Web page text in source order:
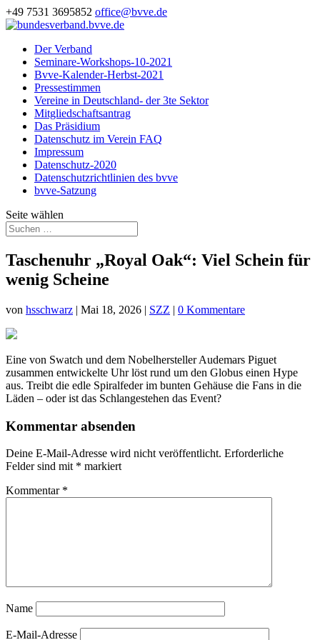
+49 7531 3695852 office@bvve.de
Der Verband
Seminare-Workshops-10-2021
Bvve-Kalender-Herbst-2021
Pressestimmen
Vereine in Deutschland- der 3te Sektor
Mitgliedschaftsantrag
Das Präsidium
Datenschutz im Verein FAQ
Impressum
Datenschutz-2020
Datenschutzrichtlinien des bvve
bvve-Satzung
Seite wählen
Taschenuhr „Royal Oak“: Viel Schein für
wenig Scheine
von hsschwarz | Mai 18, 2026 | SZZ | 0 Kommentare
Eine von Swatch und dem Nobelhersteller Audemars Piguet
zusammen entwickelte Uhr löst rund um den Globus einen Hype
aus. Treibt die edle Spiralfeder im bunten Gehäuse die Fans in die
Läden – oder ist das Schlangestehen das Event?
Kommentar absenden
Deine E-Mail-Adresse wird nicht veröffentlicht. Erforderliche
Felder sind mit * markiert
Kommentar *
Name
E-Mail-Adresse